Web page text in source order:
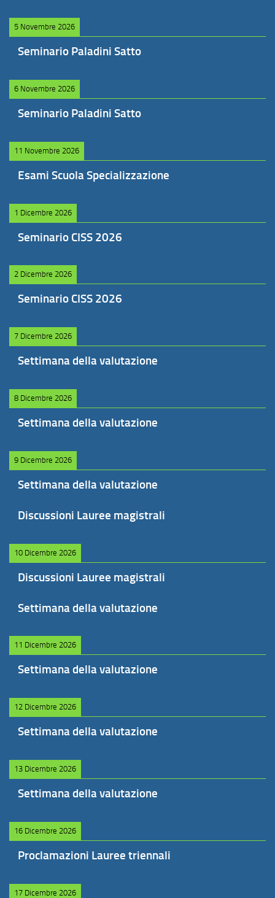
5 Novembre 2026
Seminario Paladini Satto
6 Novembre 2026
Seminario Paladini Satto
11 Novembre 2026
Esami Scuola Specializzazione
1 Dicembre 2026
Seminario CISS 2026
2 Dicembre 2026
Seminario CISS 2026
7 Dicembre 2026
Settimana della valutazione
8 Dicembre 2026
Settimana della valutazione
9 Dicembre 2026
Settimana della valutazione
Discussioni Lauree magistrali
10 Dicembre 2026
Discussioni Lauree magistrali
Settimana della valutazione
11 Dicembre 2026
Settimana della valutazione
12 Dicembre 2026
Settimana della valutazione
13 Dicembre 2026
Settimana della valutazione
16 Dicembre 2026
Proclamazioni Lauree triennali
17 Dicembre 2026